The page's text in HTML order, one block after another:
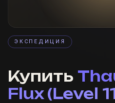
ЭКСПЕДИЦИЯ
Купить
Flux (Level